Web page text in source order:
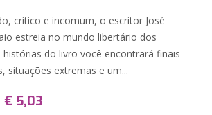
crítico e incomum, o escritor José
estreia no mundo libertário dos
histórias do livro você encontrará finais
situações extremas e um...
€ 5,03